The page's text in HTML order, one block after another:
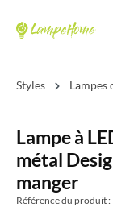
Styles Lampes
Lampe à
métal
manger
Référence du produit :